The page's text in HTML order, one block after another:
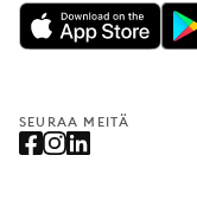
SEURAA MEITÄ